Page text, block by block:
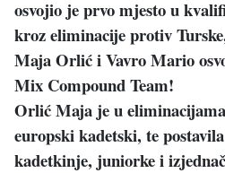
osvojio je prvo mjesto u
kroz eliminacije protiv
Maja Orlić i Vavro Mario
Mix Compound Team!
Orlić Maja je u
europski kadetski, te
kadetkinje, juniorke i